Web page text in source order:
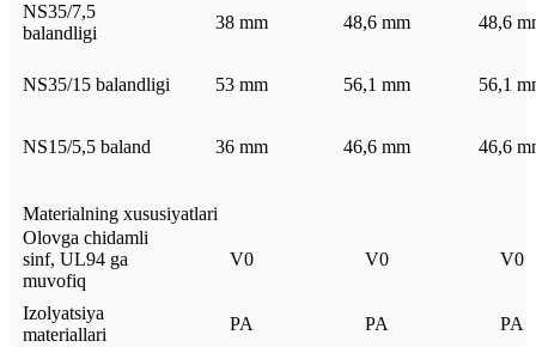
NS35/7,5
balandligi
38 mm 48,6 mm 48,6
NS35/15 balandligi 53 mm 56,1 mm 56,1
NS15/5,5 baland 36 mm 46,6 mm 46,6
Materialning xususiyatlari
Olovga chidamli
sinf, UL94 ga
muvofiq
V0 V0 V0
Izolyatsiya
materiallari
PA PA PA